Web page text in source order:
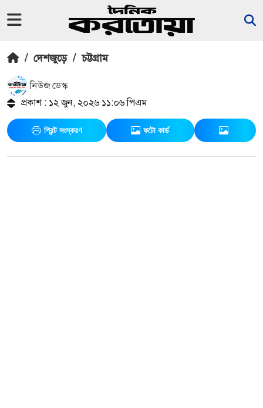
/ দেশজুড়ে / চট্টগ্রাম
নিউজ ডেস্ক
প্রকাশ : ১২ জুন, ২০২৬ ১১:০৬ পিএম
প্রিন্ট সংস্করণ ফটো কার্ড